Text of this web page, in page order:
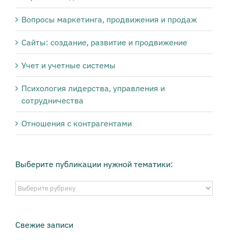
Вопросы маркетинга, продвижения и продаж
Сайты: создание, развитие и продвижение
Учет и учетные системы
Психология лидерства, управления и
сотрудничества
Отношения с контрагентами
Выберите публикации нужной тематики:
Выберите
публикации
тематики:
Свежие записи